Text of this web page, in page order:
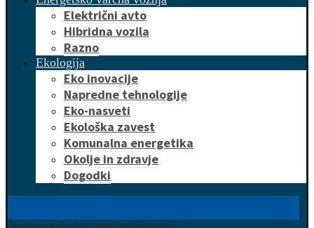
Električni avto
Hibridna vozila
Razno
Ekologija
Eko inovacije
Napredne tehnologije
Eko-nasveti
Ekološka zavest
Komunalna energetika
Okolje in zdravje
Dogodki